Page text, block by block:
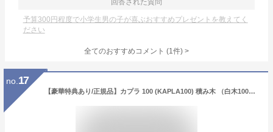
回答された質問
予算300円程度で小学生男の子が喜ぶおすすめプレゼントを教えてく
ださい
全てのおすすめコメント (1件) >
no. 17
【豪華特典あり/正規品】カプラ 100 (KAPLA100) 積み木 （白木100枚） 遊び方ガイドブック付き 【積み木/積木/知育玩具/ブロック遊び/木の板】